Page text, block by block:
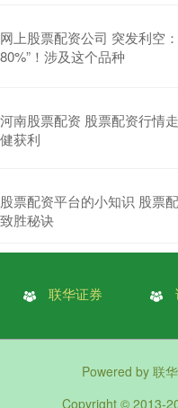
网上股票配资公司 突发利空
80%”！涉及这个品种
河南股票配资 股票配资行情
健获利
股票配资平台的小知识 股票
致胜秘诀
联华证券
Powered by 联
Copyright © 2013-